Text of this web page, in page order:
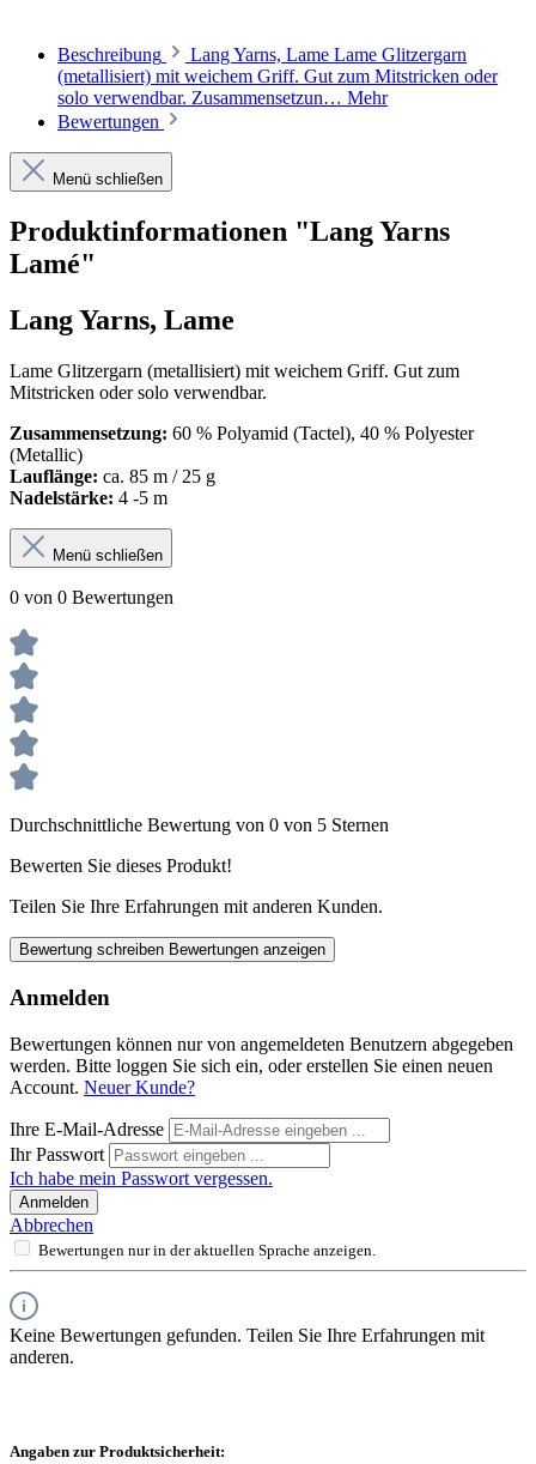
Beschreibung
Lang Yarns, Lame Lame Glitzergarn
(metallisiert) mit weichem Griff. Gut zum Mitstricken oder
solo verwendbar. Zusammensetzun… Mehr
Bewertungen
Menü schließen
Produktinformationen "Lang Yarns
Lamé"
Lang Yarns, Lame
Lame Glitzergarn (metallisiert) mit weichem Griff. Gut zum
Mitstricken oder solo verwendbar.
Zusammensetzung: 60 % Polyamid (Tactel), 40 % Polyester
(Metallic)
Lauflänge: ca. 85 m / 25 g
Nadelstärke: 4 -5 m
Menü schließen
0 von 0 Bewertungen
Durchschnittliche Bewertung von 0 von 5 Sternen
Bewerten Sie dieses Produkt!
Teilen Sie Ihre Erfahrungen mit anderen Kunden.
Bewertung schreiben Bewertungen anzeigen
Anmelden
Bewertungen können nur von angemeldeten Benutzern abgegeben
werden. Bitte loggen Sie sich ein, oder erstellen Sie einen neuen
Account. Neuer Kunde?
Ihre E-Mail-Adresse
Ihr Passwort
Ich habe mein Passwort vergessen.
Anmelden
Abbrechen
Bewertungen nur in der aktuellen Sprache anzeigen.
Keine Bewertungen gefunden. Teilen Sie Ihre Erfahrungen mit
anderen.
Angaben zur Produktsicherheit: